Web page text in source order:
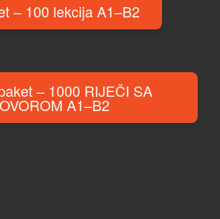
– 100 lekcija A1–B2
– 1000 RIJEČI SA
IZGOVOROM A1–B2